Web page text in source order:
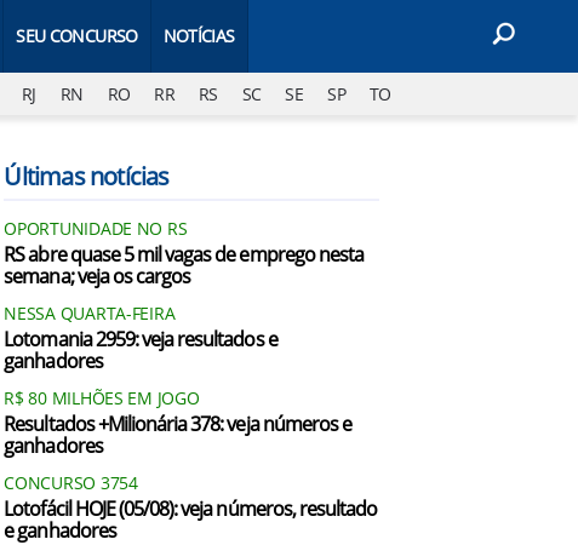
SEU CONCURSO NOTÍCIAS
RJ RN RO RR RS SC SE SP TO
Últimas notícias
OPORTUNIDADE NO RS
RS abre quase 5 mil vagas de emprego nesta
semana; veja os cargos
NESSA QUARTA-FEIRA
Lotomania 2959: veja resultados e
ganhadores
R$ 80 MILHÕES EM JOGO
Resultados +Milionária 378: veja números e
ganhadores
CONCURSO 3754
Lotofácil HOJE (05/08): veja números, resultado
e ganhadores